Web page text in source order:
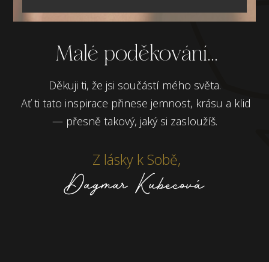
Malé poděkování...
Děkuji ti, že jsi součástí mého světa.
Ať ti tato inspirace přinese jemnost, krásu a klid
— přesně takový, jaký si zasloužíš.
Z lásky k Sobě,
Dagmar Kubecová